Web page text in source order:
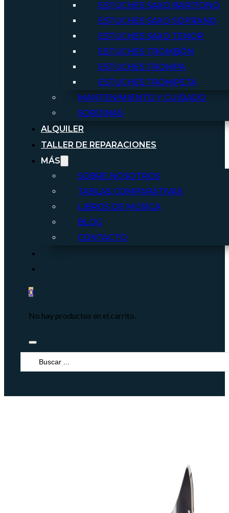
ESTUCHES SAXO BARITONO
ESTUCHES SAXO SOPRANO
ESTUCHES SAXO TENOR
ESTUCHES TROMBÓN
ESTUCHES TROMPA
ESTUCHES TROMPETA
MANTENIMIENTO Y CUIDADO
SORDINAS
ALQUILER
TALLER DE REPARACIONES
MÁS
SOBRE NOSOTROS
TABLAS COMPARATIVAS
LIBROS DE MÚSICA
BLOG
CONTACTO
0
No hay productos en el carrito.
Search
...